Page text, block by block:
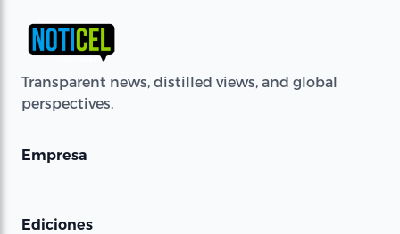
Transparent news, distilled views, and global
perspectives.
Empresa
Ediciones